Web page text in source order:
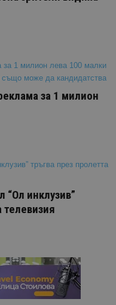
за 1 милион
“Ол инклузив”
телевизия